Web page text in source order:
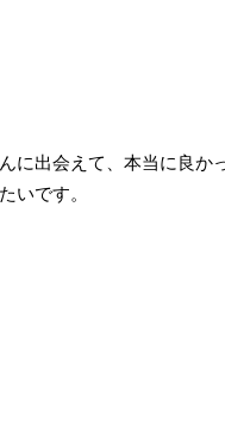
出会えて、本当に良か
いです。